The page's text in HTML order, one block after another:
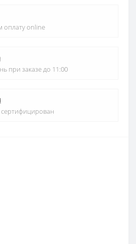
оплату online
при заказе до 11:00
сертифицирован